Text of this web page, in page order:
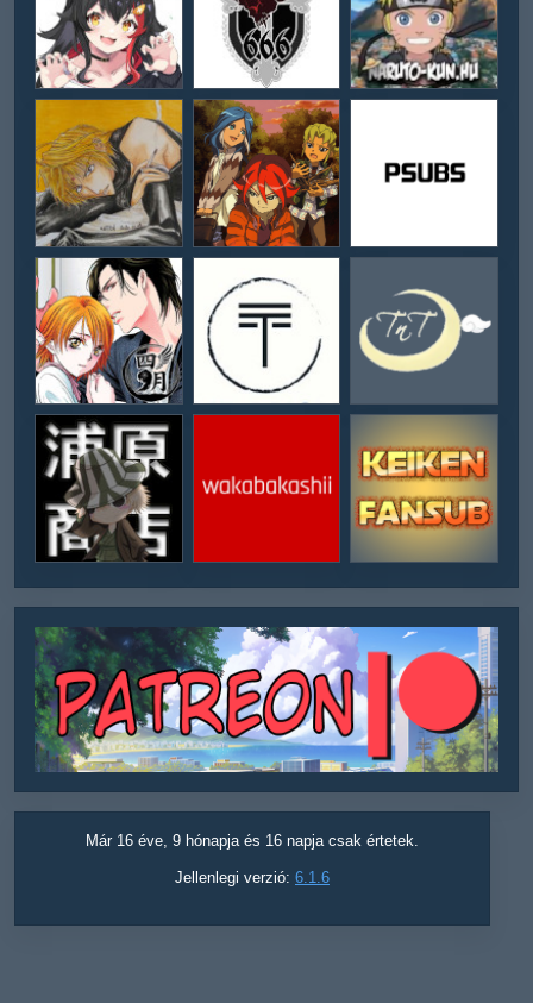
Már 16 éve, 9 hónapja és 16 napja csak értetek.
Jellenlegi verzió: 6.1.6